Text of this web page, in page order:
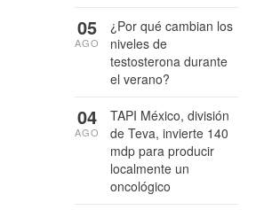
¿Por qué cambian los
niveles de
testosterona durante
el verano?
05
AGO
TAPI México, división
de Teva, invierte 140
mdp para producir
localmente un
oncológico
04
AGO